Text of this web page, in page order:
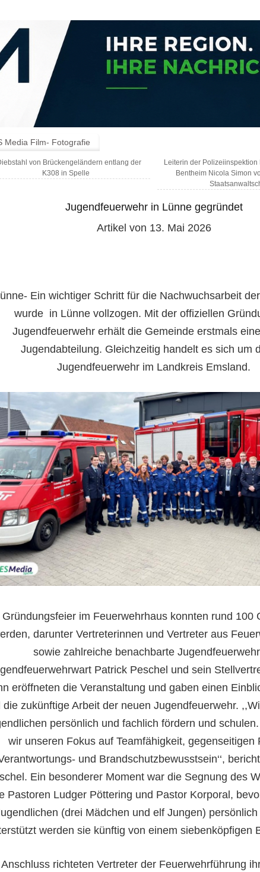
Media Film- Fotografie
von Brückengeländern entlang der
K308 in Spelle
Leiterin der Polizeiinspektion
Bentheim Nicola Simon
Jugendfeuerwehr in Lünne gegründet
Artikel von 13. Mai 2026
Ein wichtiger Schritt für die Nachwuchsarbeit
wurde in Lünne vollzogen. Mit der offiziellen
Jugendfeuerwehr erhält die Gemeinde erstmals
Jugendabteilung. Gleichzeitig handelt es sich um
Jugendfeuerwehr im Landkreis Emsland.
Gründungsfeier im Feuerwehrhaus konnten rund 100
darunter Vertreterinnen und Vertreter aus
sowie zahlreiche benachbarte
Patrick Peschel und sein
eröffneten die Veranstaltung und gaben einen
die zukünftige Arbeit der neuen Jugendfeuerwehr.
persönlich und fachlich fördern und
wir unseren Fokus auf Teamfähigkeit, gegenseitigen
und Brandschutzbewusstsein‘‘,
Ein besonderer Moment war die Segnung des
Pastoren Ludger Pöttering und Pastor Korporal,
(drei Mädchen und elf Jungen)
werden sie künftig von einem siebenköpfigen
Anschluss richteten Vertreter der Feuerwehrführung